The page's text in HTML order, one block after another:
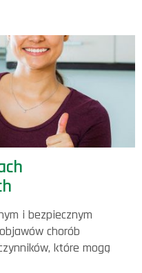
i bezpiecznym
chorób
które mogą